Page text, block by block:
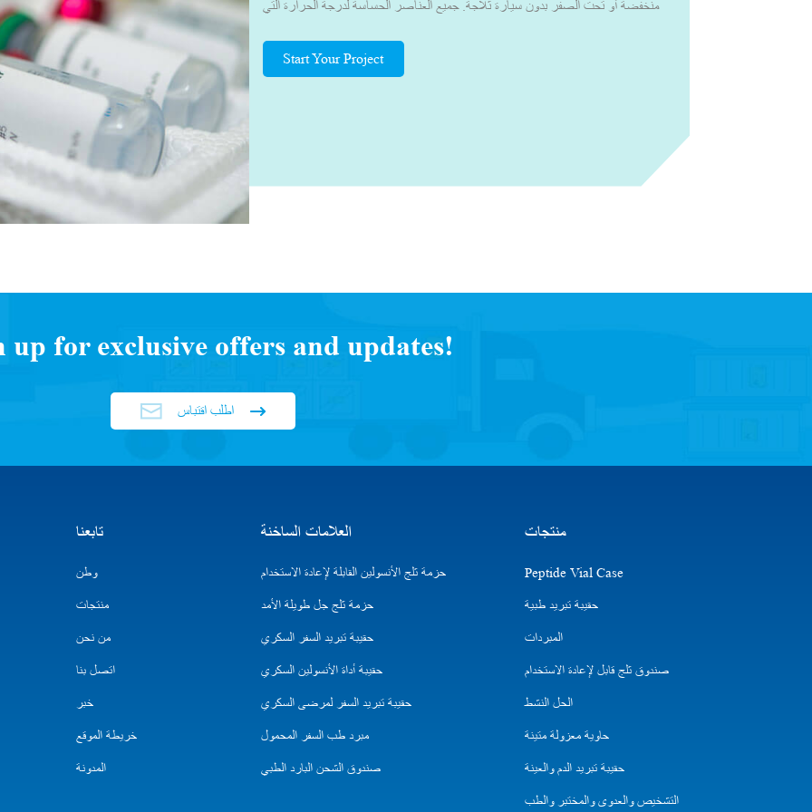
منخفضة أو تحت الصفر بدون سيارة ثلاجة. جميع العناصر الحساسة لدرجة الحرارة التي
2 إلى 8 درجات مئوية أو درجات الحرارة الأخرى ذات الصلة. بفضل معرفتنا في مجال
أنظمة التبريد النشطة والسلبية، يمكننا تصميم حلول مناسبة. وهذا يضمن النقل الآمن
Start Your Project
up for exclusive offers and updates!
اطلب اقتباس
تابعنا
وطن
منتجات
من نحن
اتصل بنا
خبر
خريطة الموقع
المدونة
العلامات الساخنة
حزمة ثلج الأنسولين القابلة لإعادة الاستخدام
حزمة ثلج جل طويلة الأمد
حقيبة تبريد السفر السكري
حقيبة أداة الأنسولين السكري
حقيبة تبريد السفر لمرضى السكري
مبرد طب السفر المحمول
صندوق الشحن البارد الطبي
منتجات
Peptide Vial Case
حقيبة تبريد طبية
المبردات
صندوق ثلج قابل لإعادة الاستخدام
الحل النشط
حاوية معزولة متينة
حقيبة تبريد الدم والعينة
التشخيص والعدوى والمختبر والطب